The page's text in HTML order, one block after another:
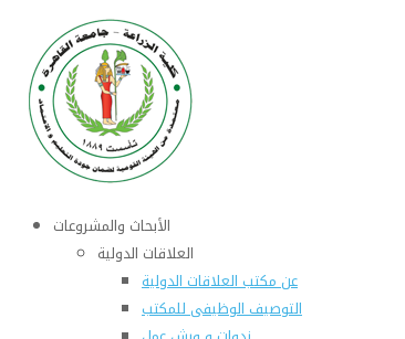
الأبحاث والمشروعات
العلاقات الدولية
عن مكتب العلاقات الدولية
التوصيف الوظيفى للمكتب